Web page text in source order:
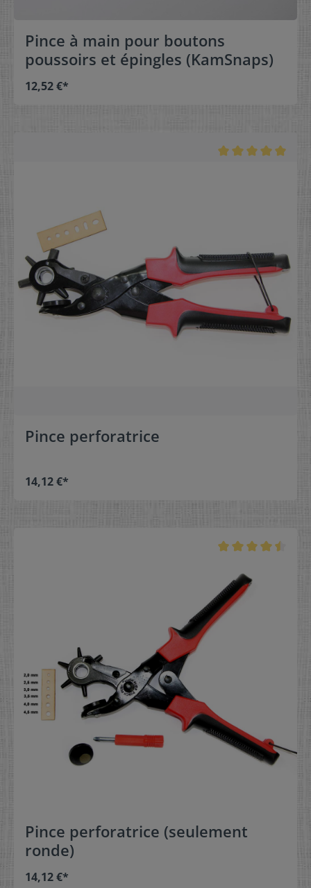
Pince à main pour boutons
poussoirs et épingles (KamSnaps)
12,52 €*
Pince perforatrice
14,12 €*
Pince perforatrice (seulement
ronde)
14,12 €*